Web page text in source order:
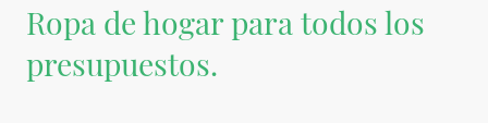
Ropa de hogar para todos los
presupuestos.